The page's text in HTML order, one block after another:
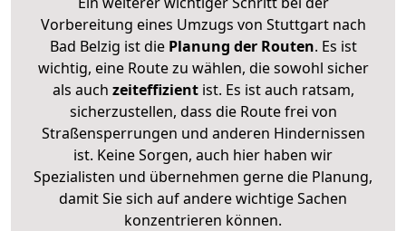
Vorbereitung eines Umzugs von Stuttgart nach
Bad Belzig ist diePlanung der Routen. Es ist
wichtig, eine Route zu wählen, die sowohl sicher
als auch zeiteffizientist. Es ist auch ratsam,
sicherzustellen, dass die Route frei von
Straßensperrungen und anderen Hindernissen
ist. Keine Sorgen, auch hier haben wir
Spezialisten und übernehmen gerne die Planung,
damit Sie sich auf andere wichtige Sachen
konzentrieren können.